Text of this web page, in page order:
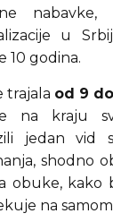
nabavke,
u
10 godina.
trajala od 9
na kraju
jedan vid
shodno
obuke, kako
na